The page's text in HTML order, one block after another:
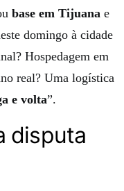
base em Tijuana e
domingo à cidade
Hospedagem em
real? Uma logística
e volta”.
disputa